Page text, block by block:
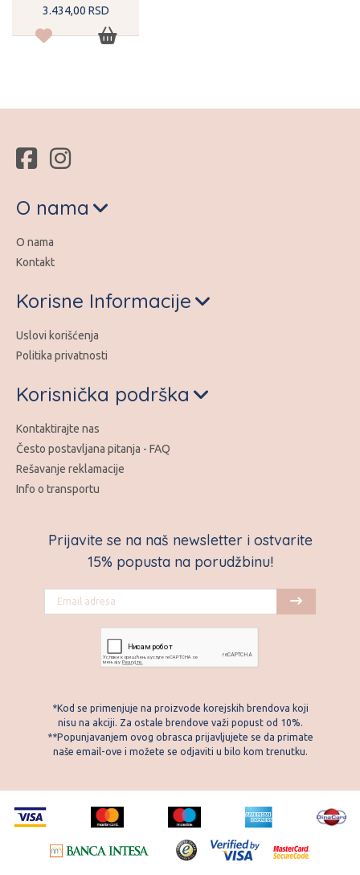
3.434,00 RSD
Prijavite se na naš newsletter i ostvarite
15% popusta na porudžbinu!
*Kod se primenjuje na proizvode korejskih brendova koji
nisu na akciji. Za ostale brendove važi popust od 10%.
**Popunjavanjem ovog obrasca prijavljujete se da primate
naše email-ove i možete se odjaviti u bilo kom trenutku.
O nama
O nama
Kontakt
Korisne Informacije
Uslovi korišćenja
Politika privatnosti
Korisnička podrška
Kontaktirajte nas
Često postavljana pitanja - FAQ
Rešavanje reklamacije
Info o transportu